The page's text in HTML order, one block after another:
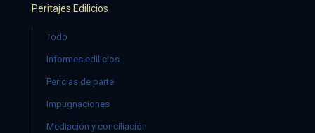
Peritajes Edilicios
Todo
Informes edilicios
Pericias de parte
Impugnaciones
Mediación y conciliación